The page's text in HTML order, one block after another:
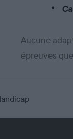
Aucune
épreuves